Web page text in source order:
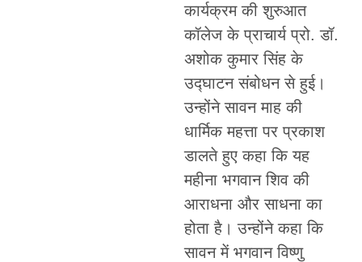
कार्यक्रम की शुरुआत
कॉलेज के प्राचार्य प्रो. डॉ.
अशोक कुमार सिंह के
उद्घाटन संबोधन से हुई।
उन्होंने सावन माह की
धार्मिक महत्ता पर प्रकाश
डालते हुए कहा कि यह
महीना भगवान शिव की
आराधना और साधना का
होता है। उन्होंने कहा कि
सावन में भगवान विष्णु